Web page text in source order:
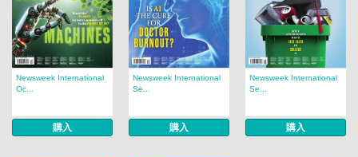
Newsweek International
Oc...
購入
Newsweek International
Se...
購入
Newsweek International
Se...
購入